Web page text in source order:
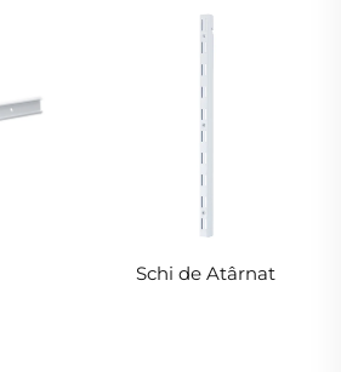
Schi de Atârnat